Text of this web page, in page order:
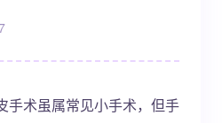
手术虽属常见小手术，但手